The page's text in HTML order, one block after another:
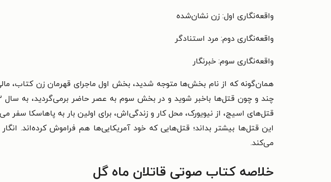
واقعه‌نگاری اول: زن نشان‌شده
واقعه‌نگاری دوم: مرد استنادگر
واقعه‌نگاری سوم: خبرنگار
همان‌گونه که از نام بخش‌ها متوجه شدید، بخش اول ماجرای قهرمان زن کتاب،
قتل‌های اسیج، از نیویورک، محل کار و زندگی‌اش، برای اولین بار به پاهاسکا سفر
این قتل‌ها بیشتر بداند؛ قتل‌هایی که خود آمریکایی‌ها هم فراموش کرده‌اند.
می‌کند.
خلاصه کتاب صوتی قاتلان ماه گل